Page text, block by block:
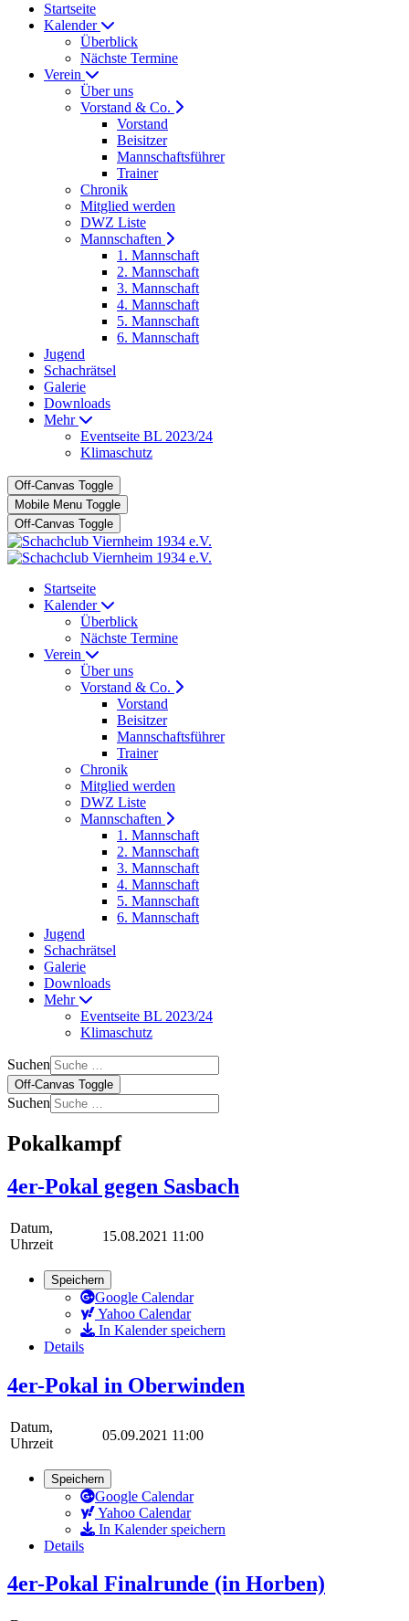
Startseite
Kalender
Überblick
Nächste Termine
Verein
Über uns
Vorstand & Co.
Vorstand
Beisitzer
Mannschaftsführer
Trainer
Chronik
Mitglied werden
DWZ Liste
Mannschaften
1. Mannschaft
2. Mannschaft
3. Mannschaft
4. Mannschaft
5. Mannschaft
6. Mannschaft
Jugend
Schachrätsel
Galerie
Downloads
Mehr
Eventseite BL 2023/24
Klimaschutz
Off-Canvas Toggle
Mobile Menu Toggle
Off-Canvas Toggle
Startseite
Kalender
Überblick
Nächste Termine
Verein
Über uns
Vorstand & Co.
Vorstand
Beisitzer
Mannschaftsführer
Trainer
Chronik
Mitglied werden
DWZ Liste
Mannschaften
1. Mannschaft
2. Mannschaft
3. Mannschaft
4. Mannschaft
5. Mannschaft
6. Mannschaft
Jugend
Schachrätsel
Galerie
Downloads
Mehr
Eventseite BL 2023/24
Klimaschutz
Suchen
Off-Canvas Toggle
Suchen
Pokalkampf
4er-Pokal gegen Sasbach
Datum,
Uhrzeit
15.08.2021 11:00
Speichern
Google Calendar
Yahoo Calendar
In Kalender speichern
Details
4er-Pokal in Oberwinden
Datum,
Uhrzeit
05.09.2021 11:00
Speichern
Google Calendar
Yahoo Calendar
In Kalender speichern
Details
4er-Pokal Finalrunde (in Horben)